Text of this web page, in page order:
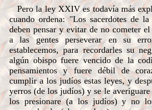
Pero la ley XXIV es todavía más
cuando ordena: "Los sacerdotes de
deben pensar y evitar de no cometer
a las gentes perseverar en su
establecemos, para recordarles su
algún obispo fuere vencido de la
pensamientos y fuere débil de
cumplir a los judíos estas leyes, y
yerros (de los judíos) y se le averiguare
los presionare (a los judíos) y no